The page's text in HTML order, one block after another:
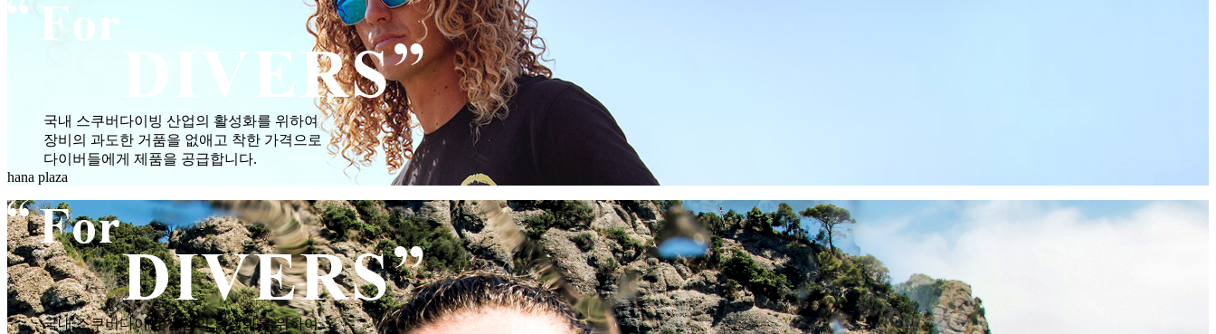
국내 스쿠버다이빙 산업의 활성화를 위하여
장비의 과도한 거품을 없애고 착한 가격으로
다이버들에게 제품을 공급합니다.
hana plaza
국내 스쿠버다이빙 산업의 활성화를 위하여